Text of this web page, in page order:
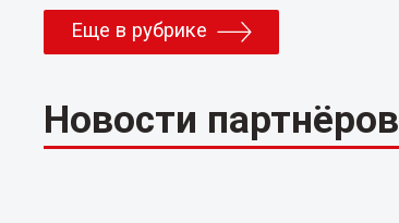
Еще в рубрике
Новости партнёров